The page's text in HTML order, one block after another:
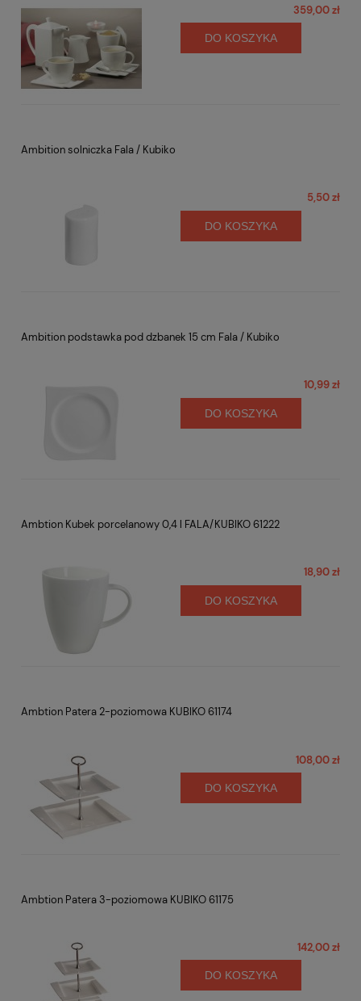
359,00 zł
DO KOSZYKA
Ambition solniczka Fala / Kubiko
5,50 zł
DO KOSZYKA
Ambition podstawka pod dzbanek 15 cm Fala / Kubiko
10,99 zł
DO KOSZYKA
Ambtion Kubek porcelanowy 0,4 l FALA/KUBIKO 61222
18,90 zł
DO KOSZYKA
Ambtion Patera 2-poziomowa KUBIKO 61174
108,00 zł
DO KOSZYKA
Ambtion Patera 3-poziomowa KUBIKO 61175
142,00 zł
DO KOSZYKA